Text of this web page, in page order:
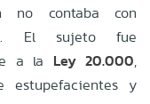
no contaba con
El sujeto fue
a la Ley 20.000,
y